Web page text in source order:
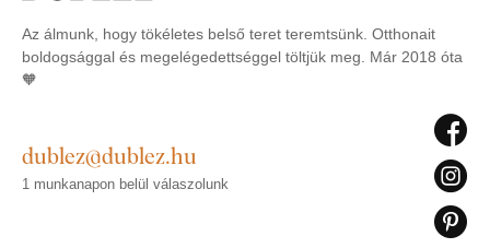
Az álmunk, hogy tökéletes belső teret teremtsünk. Otthonait
boldogsággal és megelégedettséggel töltjük meg. Már 2018 óta
🧡
dublez@dublez.hu
1 munkanapon belül válaszolunk